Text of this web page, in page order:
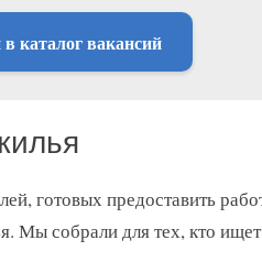
каталог вакансий
готовых предоставить
собрали для тех, кто